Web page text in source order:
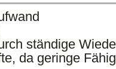
ständige
da geringe